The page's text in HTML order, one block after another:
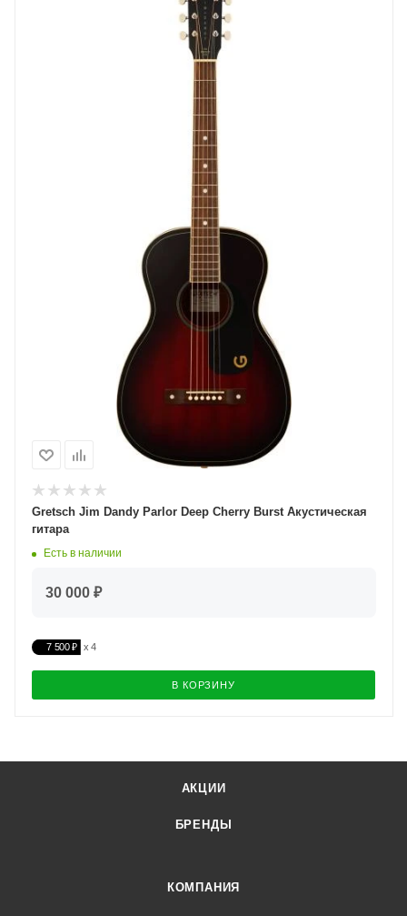
Gretsch Jim Dandy Parlor Deep Cherry Burst Акустическая
гитара
Есть в наличии
30 000 ₽
7 500 ₽
В КОРЗИНУ
АКЦИИ
БРЕНДЫ
КОМПАНИЯ